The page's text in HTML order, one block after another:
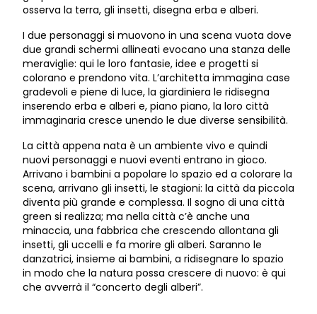
osserva la terra, gli insetti, disegna erba e alberi.
I due personaggi si muovono in una scena vuota dove
due grandi schermi allineati evocano una stanza delle
meraviglie: qui le loro fantasie, idee e progetti si
colorano e prendono vita. L’architetta immagina case
gradevoli e piene di luce, la giardiniera le ridisegna
inserendo erba e alberi e, piano piano, la loro città
immaginaria cresce unendo le due diverse sensibilità.
La città appena nata è un ambiente vivo e quindi
nuovi personaggi e nuovi eventi entrano in gioco.
Arrivano i bambini a popolare lo spazio ed a colorare la
scena, arrivano gli insetti, le stagioni: la città da piccola
diventa più grande e complessa. Il sogno di una città
green si realizza; ma nella città c’è anche una
minaccia, una fabbrica che crescendo allontana gli
insetti, gli uccelli e fa morire gli alberi. Saranno le
danzatrici, insieme ai bambini, a ridisegnare lo spazio
in modo che la natura possa crescere di nuovo: è qui
che avverrà il “concerto degli alberi”.